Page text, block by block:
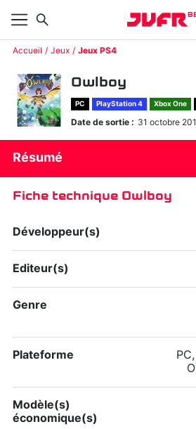
Accueil Jeux Jeux PS4
Owlboy
PC PlayStation 4 Xbox One
Date de sortie : 31 octobre
Résumé
Fiche technique Owlboy
Développeur(s)
Editeur(s)
Genre
Plateforme
Modèle(s)
économique(s)